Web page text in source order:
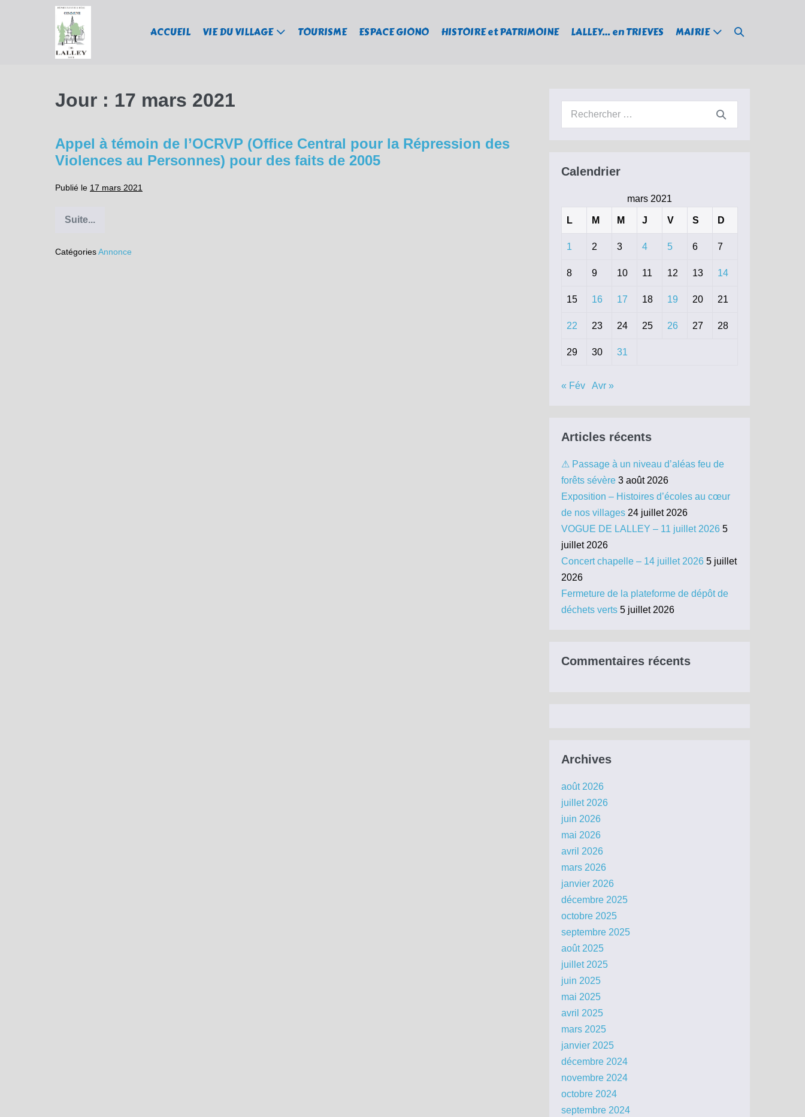
ACCUEIL VIE DU VILLAGE TOURISME ESPACE GIONO HISTOIRE et PATRIMOINE LALLEY… en TRIEVES MAIRIE
Basculer
Jour : 17 mars 2021
Appel à témoin de l’OCRVP (Office Central pour la Répression des
Violences au Personnes) pour des faits de 2005
Publié le 17 mars 2021
Suite...
Appel
de
CatégoriesAnnonce
Recherche
Calendrier
mars 2021
L M M J V S D
1 2 3 4 5 6 7
8 9 10 11 12 13 14
15 16 17 18 19 20 21
22 23 24 25 26 27 28
29 30 31
« Fév Avr »
Articles récents
⚠ Passage à un niveau d’aléas feu de
forêts sévère 3 août 2026
Exposition – Histoires d’écoles au cœur
de nos villages 24 juillet 2026
VOGUE DE LALLEY – 11 juillet 2026 5
juillet 2026
Concert chapelle – 14 juillet 2026 5 juillet
2026
Fermeture de la plateforme de dépôt de
déchets verts 5 juillet 2026
Commentaires récents
Archives
août 2026
juillet 2026
juin 2026
mai 2026
avril 2026
mars 2026
janvier 2026
décembre 2025
octobre 2025
septembre 2025
août 2025
juillet 2025
juin 2025
mai 2025
avril 2025
mars 2025
janvier 2025
décembre 2024
novembre 2024
octobre 2024
septembre 2024